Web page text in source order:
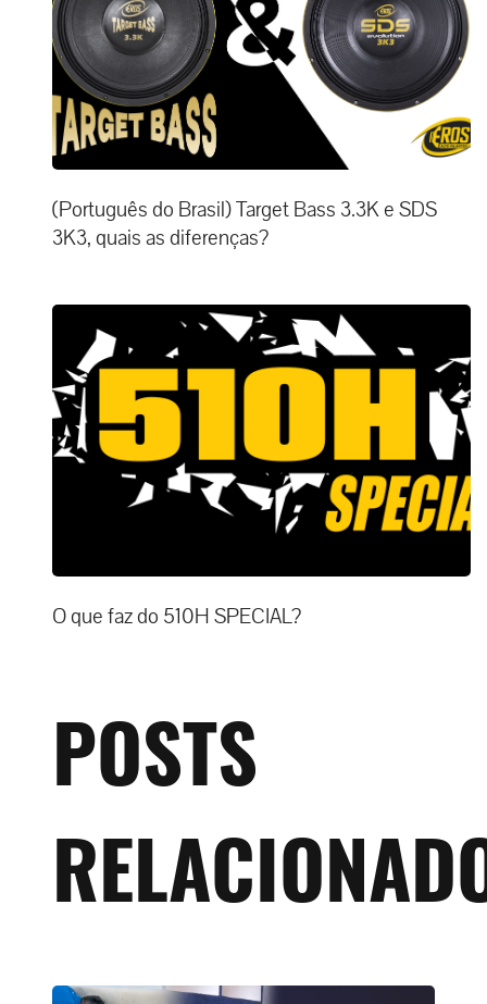
(Português do Brasil) Target Bass 3.3K e SDS
3K3, quais as diferenças?
O que faz do 510H SPECIAL?
POSTS